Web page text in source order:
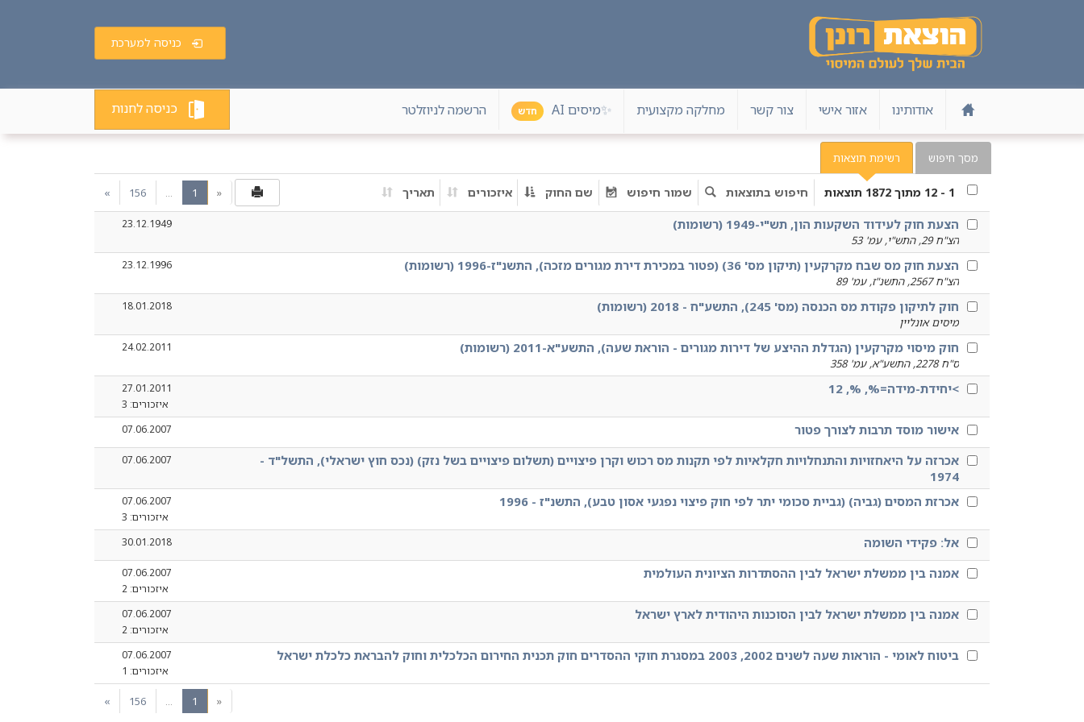
כניסה למערכת
אודותינו אזור אישי צור קשר מחלקה מקצועית ✨מיסים AI חדש הרשמה לניוזלטר כניסה לחנות
מסך חיפוש רשימת תוצאות
1
-
12 מתוך 1872 תוצאות חיפוש בתוצאות שמור חיפוש שם החוק איזכורים תאריך «
1
…
156
»
23.12.1949 הצעת חוק לעידוד השקעות הון, תש"י-1949 (רשומות)
הצ"ח 29, התש"י, עמ' 53
23.12.1996 הצעת חוק מס שבח מקרקעין (תיקון מס' 36) (פטור במכירת דירת מגורים מזכה), התשנ"ז-1996 (רשומות)
הצ"ח 2567, התשנ"ז, עמ' 89
18.01.2018 חוק לתיקון פקודת מס הכנסה (מס' 245), התשע"ח - 2018 (רשומות)
מיסים אונליין
24.02.2011 חוק מיסוי מקרקעין (הגדלת ההיצע של דירות מגורים - הוראת שעה), התשע"א-2011 (רשומות)
ס"ח 2278, התשע"א, עמ' 358
27.01.2011
איזכורים: 3
>יחידת-מידה=%, %, 12
07.06.2007 אישור מוסד תרבות לצורך פטור
07.06.2007
אכרזה על היאחזויות והתנחלויות חקלאיות לפי תקנות מס רכוש וקרן פיצויים (תשלום פיצויים בשל נזק) (נכס חוץ ישראלי), התשל"ד -
1974
07.06.2007
איזכורים: 3
אכרזת המסים (גביה) (גביית סכומי יתר לפי חוק פיצוי נפגעי אסון טבע), התשנ"ז - 1996
30.01.2018 אל: פקידי השומה
07.06.2007
איזכורים: 2
אמנה בין ממשלת ישראל לבין ההסתדרות הציונית העולמית
07.06.2007
איזכורים: 2
אמנה בין ממשלת ישראל לבין הסוכנות היהודית לארץ ישראל
07.06.2007
איזכורים: 1
ביטוח לאומי - הוראות שעה לשנים 2002, 2003 במסגרת חוקי ההסדרים חוק תכנית החירום הכלכלית וחוק להבראת כלכלת ישראל
«
1
…
156
»